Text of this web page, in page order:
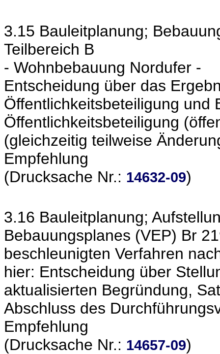
3.15 Bauleitplanung;
Teilbereich B
- Wohnbebauung Nordufer -
Entscheidung über das
Öffentlichkeitsbeteiligung und
Öffentlichkeitsbeteiligung
(gleichzeitig teilweise
Empfehlung
(Drucksache Nr.: 14632-09)
3.16 Bauleitplanung;
Bebauungsplanes (VEP) Br
beschleunigten Verfahren
hier: Entscheidung über
aktualisierten Begründung,
Abschluss des
Empfehlung
(Drucksache Nr.: 14657-09)